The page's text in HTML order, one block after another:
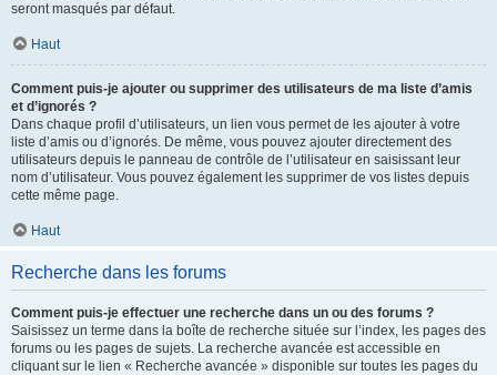
seront masqués par défaut.
Haut
Comment puis-je ajouter ou supprimer des utilisateurs de ma liste d’amis
et d’ignorés ?
Dans chaque profil d’utilisateurs, un lien vous permet de les ajouter à votre
liste d’amis ou d’ignorés. De même, vous pouvez ajouter directement des
utilisateurs depuis le panneau de contrôle de l’utilisateur en saisissant leur
nom d’utilisateur. Vous pouvez également les supprimer de vos listes depuis
cette même page.
Haut
Recherche dans les forums
Comment puis-je effectuer une recherche dans un ou des forums ?
Saisissez un terme dans la boîte de recherche située sur l’index, les pages des
forums ou les pages de sujets. La recherche avancée est accessible en
cliquant sur le lien « Recherche avancée » disponible sur toutes les pages du